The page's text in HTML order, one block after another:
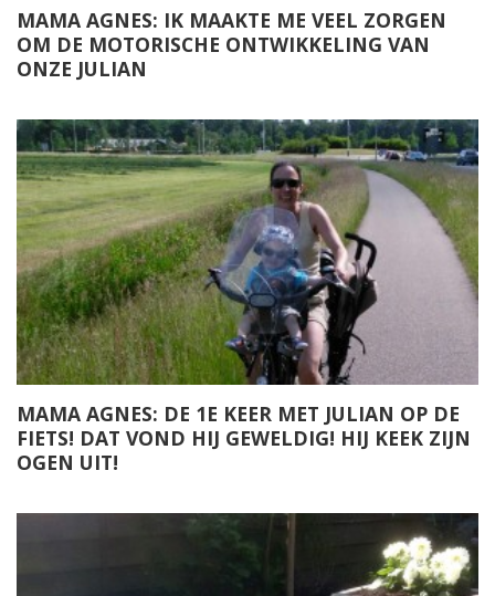
MAMA AGNES: IK MAAKTE ME VEEL ZORGEN
OM DE MOTORISCHE ONTWIKKELING VAN
ONZE JULIAN
MAMA AGNES: DE 1E KEER MET JULIAN OP DE
FIETS! DAT VOND HIJ GEWELDIG! HIJ KEEK ZIJN
OGEN UIT!